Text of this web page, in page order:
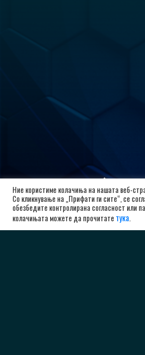
Ние користиме колачиња на нашата веб-
Со кликнување на „Прифати ги сите“, се
обезбедите контролирана согласност или
колачињата можете да прочитате тука.